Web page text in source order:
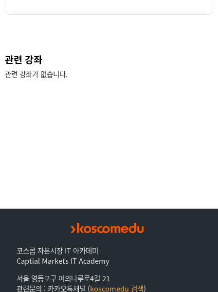
관련 강좌
관련 강좌가 없습니다.
코스콤 자본시장 IT 아카데미
Captial Markets IT Academy
서울 영등포구 여의나루로4길 21
관련문의 : 카카오톡채널 (koscomedu 검색)